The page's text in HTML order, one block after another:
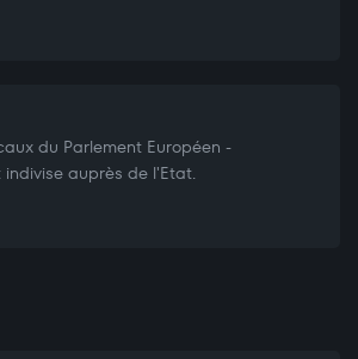
du Parlement Européen -
auprès de l'Etat.